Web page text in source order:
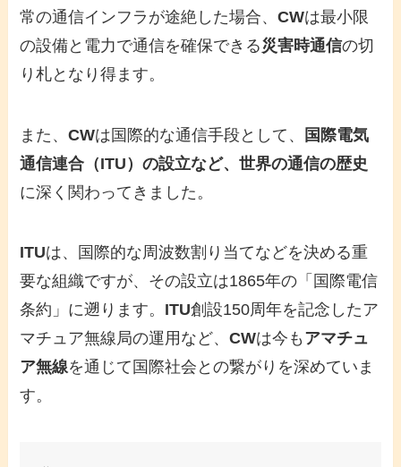
常の通信インフラが途絶した場合、CWは最小限
の設備と電力で通信を確保できる災害時通信の切
り札となり得ます。
また、CWは国際的な通信手段として、
国際電気
通信連合（ITU）の設立など、世界の通信の歴史
に深く関わってきました。
ITUは、国際的な周波数割り当てなどを決める重
要な組織ですが、その設立は1865年の「国際電信
条約」に遡ります。 ITU創設150周年を記念したア
マチュア無線局の運用など、CWは今も アマチュ
ア無線を通じて国際社会との繋がりを深めていま
す。